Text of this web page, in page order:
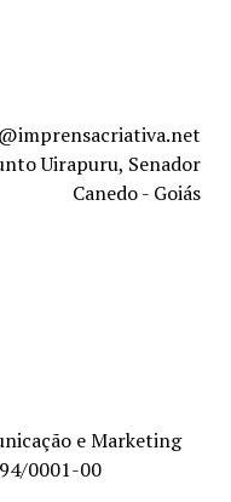
Uirapuru, Senador
Canedo - Goiás
e Marketing
0001-00